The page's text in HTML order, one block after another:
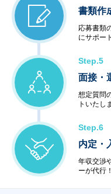
書類作
応募書類
にサポー
Step.5
面接・
想定質問
トいたし
Step.6
内定・
年収交渉
ーが代行！